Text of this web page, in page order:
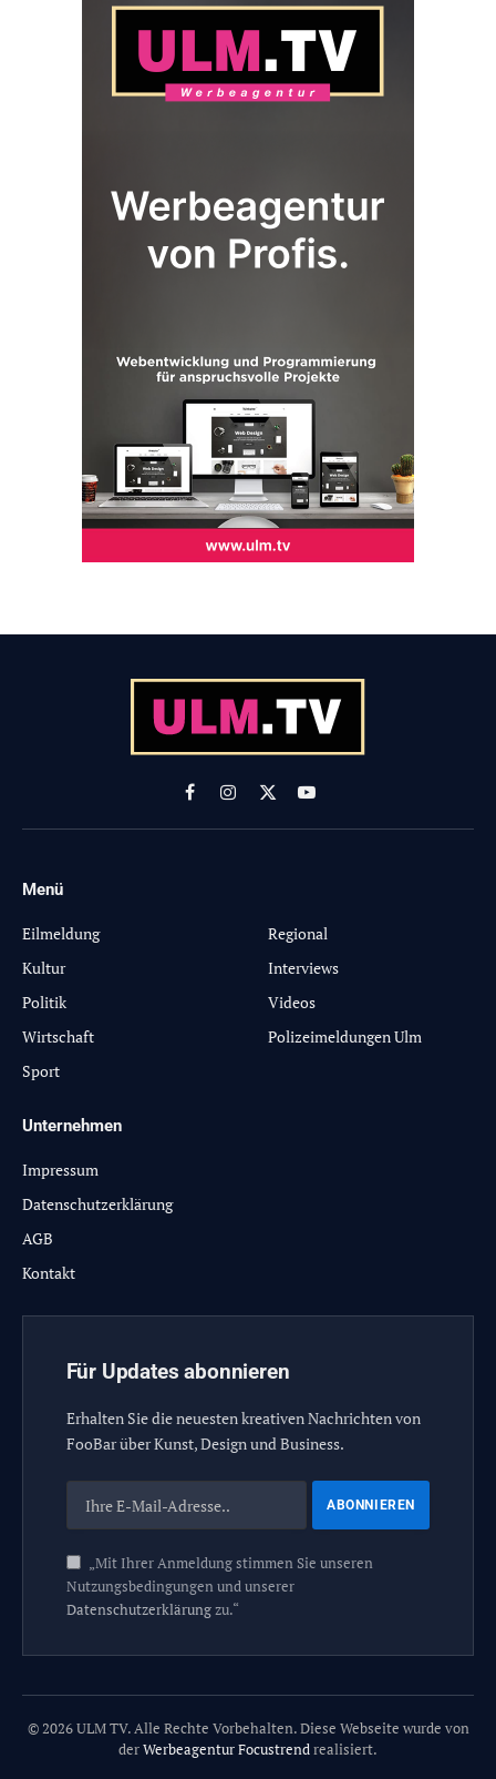
FacebookInstagram
X
(Twitter)
YouTube
Menü
Eilmeldung
Kultur
Politik
Wirtschaft
Sport
Regional
Interviews
Videos
Polizeimeldungen Ulm
Unternehmen
Impressum
Datenschutzerklärung
AGB
Kontakt
Für Updates abonnieren
Erhalten Sie die neuesten kreativen Nachrichten von
FooBar über Kunst, Design und Business.
„Mit Ihrer Anmeldung stimmen Sie unseren
Nutzungsbedingungen und unserer
Datenschutzerklärungzu.“
© 2026 ULM TV. Alle Rechte Vorbehalten. Diese Webseite wurde von
derWerbeagentur Focustrendrealisiert.